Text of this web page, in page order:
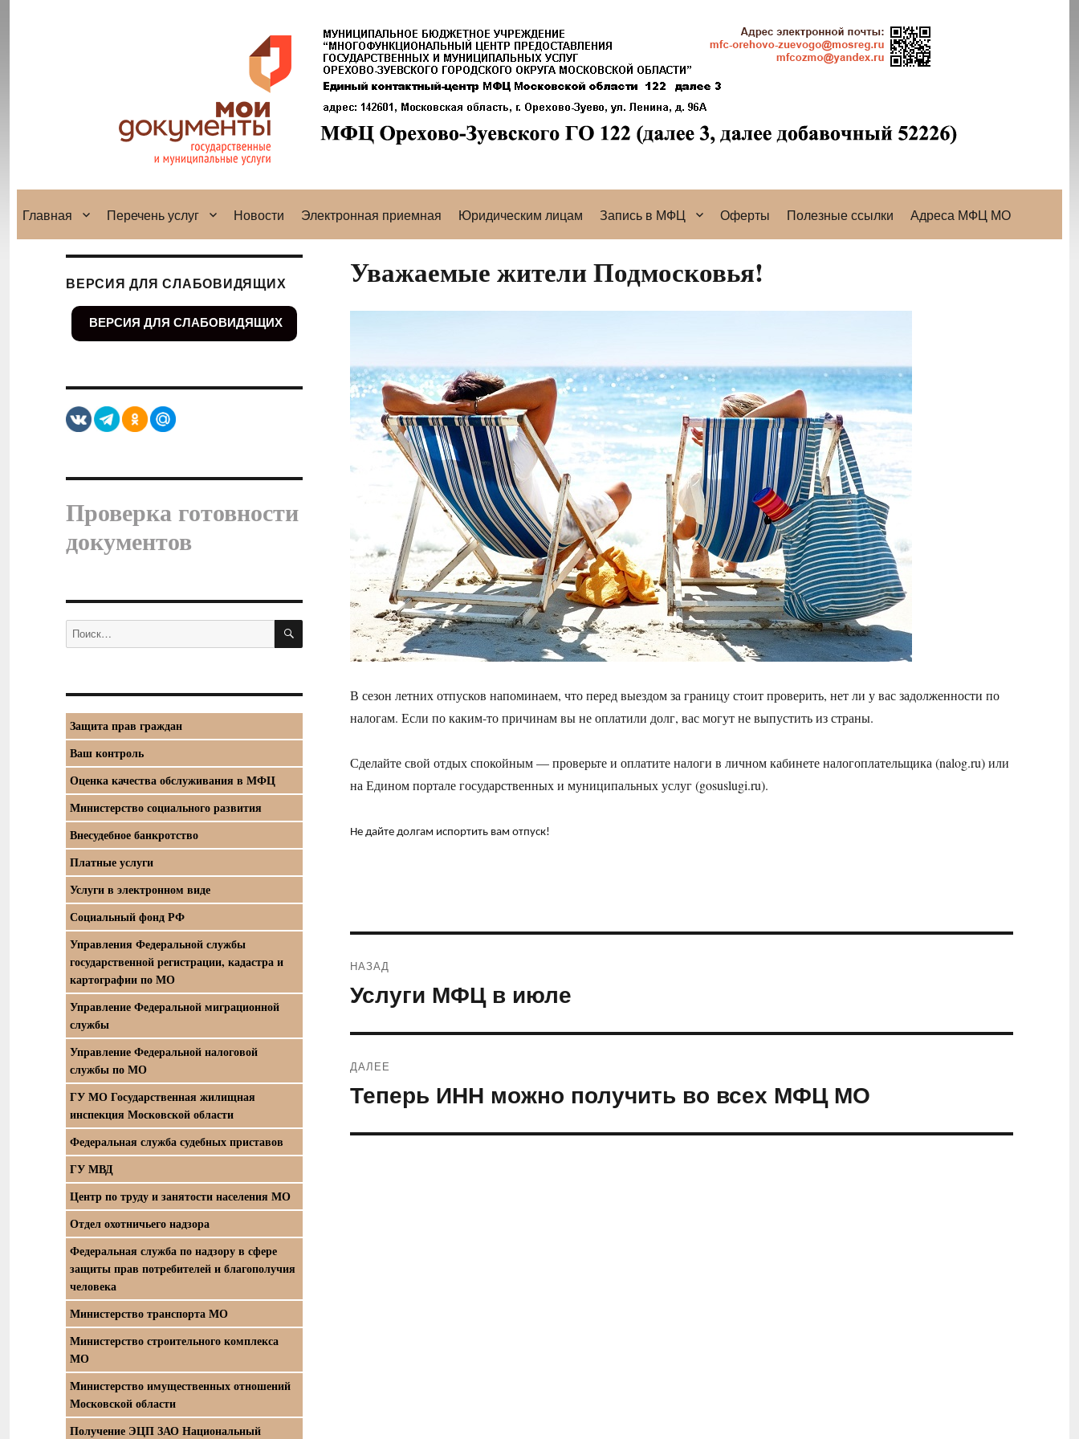
Главная Перечень услуг Новости Электронная приемная Юридическим лицам Запись в МФЦ Оферты Полезные ссылки Адреса МФЦ МО
Уважаемые жители Подмосковья!
В сезон летних отпусков напоминаем, что перед выездом за границу стоит проверить, нет ли у вас задолженности по
налогам. Если по каким-то причинам вы не оплатили долг, вас могут не выпустить из страны.
Сделайте свой отдых спокойным — проверьте и оплатите налоги в личном кабинете налогоплательщика (nalog.ru) или
на Едином портале государственных и муниципальных услуг (gosuslugi.ru).
Не дайте долгам испортить вам отпуск!
по
НАЗАД
Предыдущая
запись:
Услуги МФЦ в июле
ДАЛЕЕ
Следующая
Теперь ИНН можно получить во всех МФЦ МО
ВЕРСИЯ ДЛЯ СЛАБОВИДЯЩИХ
ВЕРСИЯ ДЛЯ СЛАБОВИДЯЩИХ
Проверка готовности
документов
Искать: ПОИСК
Защита прав граждан
Ваш контроль
Оценка качества обслуживания в МФЦ
Министерство социального развития
Внесудебное банкротство
Платные услуги
Услуги в электронном виде
Социальный фонд РФ
Управления Федеральной службы
государственной регистрации, кадастра и
картографии по МО
Управление Федеральной миграционной
службы
Управление Федеральной налоговой
службы по МО
ГУ МО Государственная жилищная
инспекция Московской области
Федеральная служба судебных приставов
ГУ МВД
Центр по труду и занятости населения МО
Отдел охотничьего надзора
Федеральная служба по надзору в сфере
защиты прав потребителей и благополучия
человека
Министерство транспорта МО
Министерство строительного комплекса
МО
Министерство имущественных отношений
Московской области
Получение ЭЦП ЗАО Национальный